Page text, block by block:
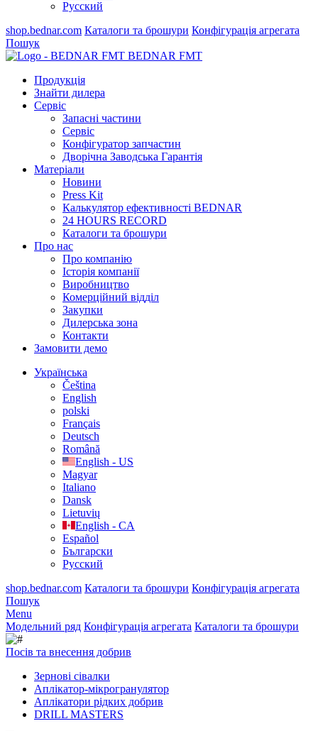
Русский
shop.bednar.com Каталоги та брошури Конфігурація агрегата
Пошук
BEDNAR FMT
Продукція
Знайти дилера
Сервіс
Запасні частини
Сервіс
Конфігуратор запчастин
Дворічна Заводська Гарантія
Матеріали
Новини
Press Kit
Калькулятор ефективності BEDNAR
24 HOURS RECORD
Каталоги та брошури
Про нас
Про компанію
Історія компанії
Виробництво
Комерційний відділ
Закупки
Дилерська зона
Контакти
Замовити демо
Українська
Čeština
English
polski
Français
Deutsch
Română
English - US
Magyar
Italiano
Dansk
Lietuvių
English - CA
Español
Български
Русский
shop.bednar.com Каталоги та брошури Конфігурація агрегата
Пошук
Menu
Модельний ряд Конфігурація агрегата Каталоги та брошури
Посів та внесення добрив
Зернові сівалки
Аплікатор-мікрогранулятор
Аплікатори рідких добрив
DRILL MASTERS